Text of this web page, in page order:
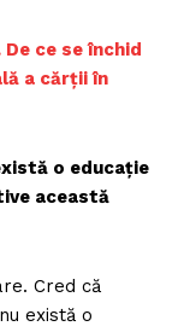
ce se închid
a cărții în
o educație
această
Cred că
există o